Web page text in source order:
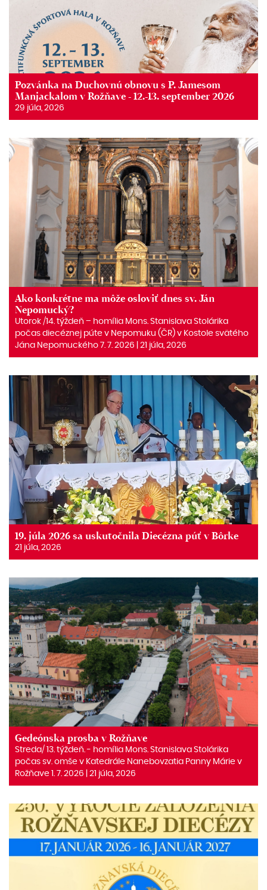
Pozvánka na Duchovnú obnovu s P. Jamesom
Manjackalom v Rožňave - 12.-13. september 2026
29 júla, 2026
Ako konkrétne ma môže osloviť dnes sv. Ján
Nepomucký?
Utorok /14. týždeň – homília Mons. Stanislava Stolárika
počas diecéznej púte v Nepomuku (ČR) v Kostole svätého
Jána Nepomuckého 7. 7. 2026 | 21 júla, 2026
19. júla 2026 sa uskutočnila Diecézna púť v Bôrke
21 júla, 2026
Gedeónska prosba v Rožňave
Streda/ 13. týždeň. ‒ homília Mons. Stanislava Stolárika
počas sv. omše v Katedrále Nanebovzatia Panny Márie v
Rožňave 1. 7. 2026 | 21 júla, 2026